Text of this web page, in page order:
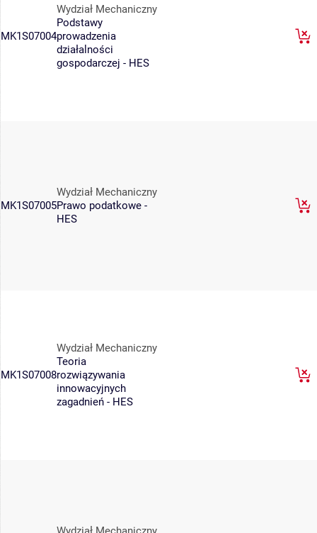
MK1S07004
Wydział Mechaniczny
Podstawy
prowadzenia
działalności
gospodarczej - HES
MK1S07005
Wydział Mechaniczny
Prawo podatkowe -
HES
MK1S07008
Wydział Mechaniczny
Teoria
rozwiązywania
innowacyjnych
zagadnień - HES